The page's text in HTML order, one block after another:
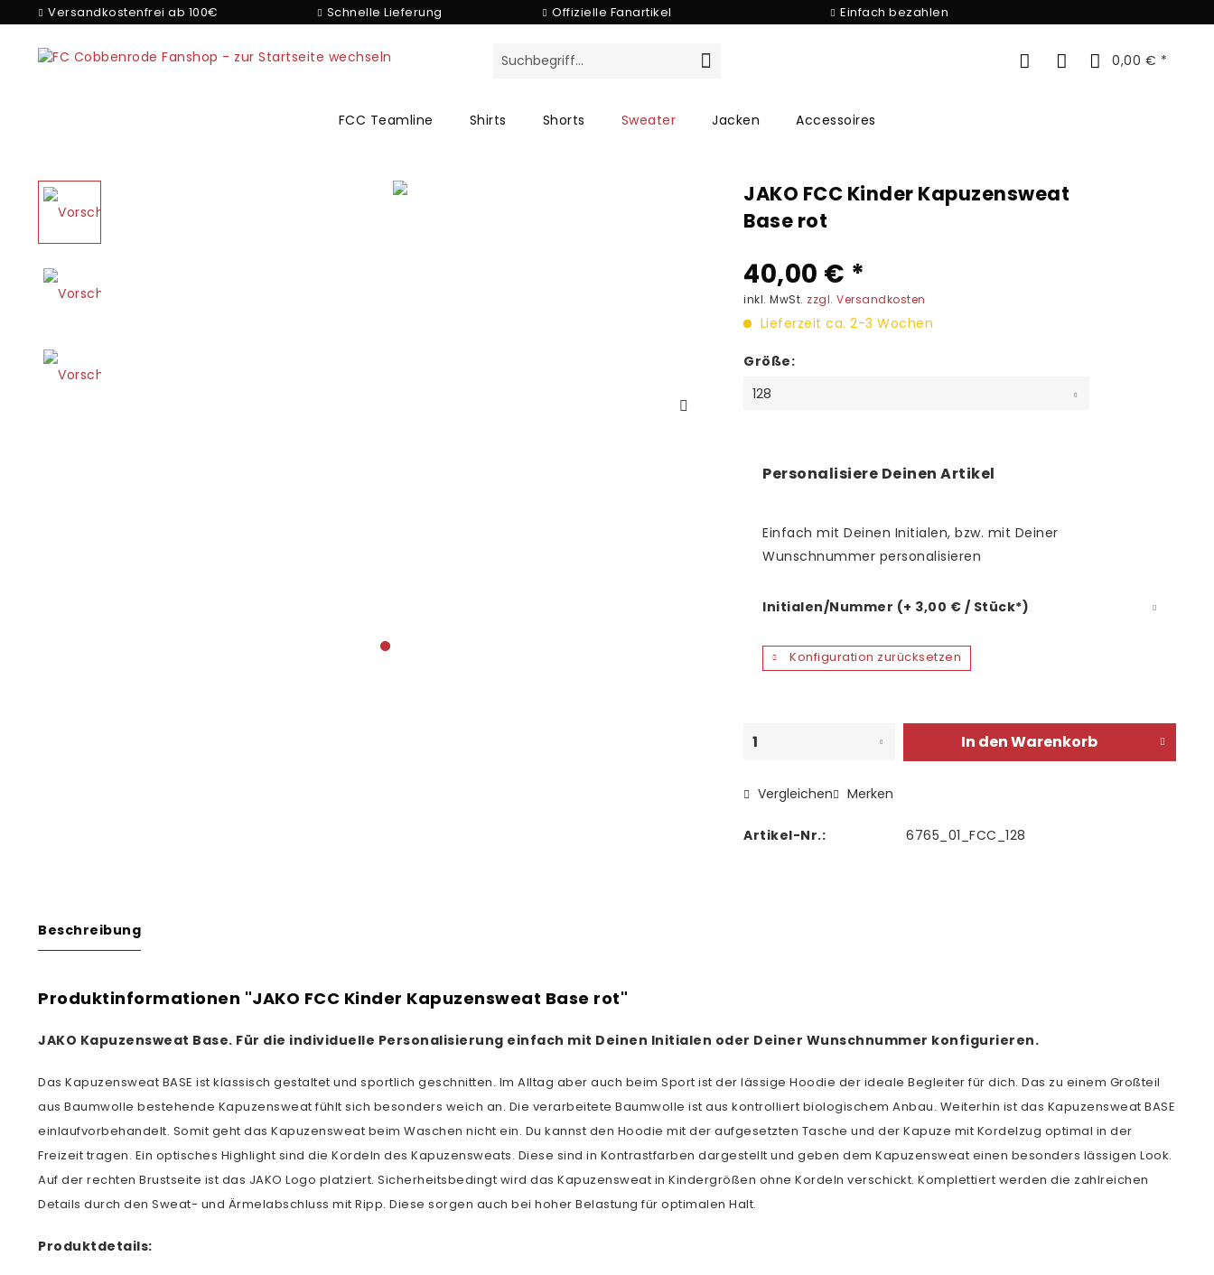
Versandkostenfrei ab 100€ Schnelle Lieferung Offizielle Fanartikel Einfach bezahlen
0,00 € *
FCC Teamline Shirts Shorts Sweater Jacken Accessoires
JAKO FCC Kinder Kapuzensweat
Base rot
40,00 € *
inkl. MwSt. zzgl. Versandkosten
Lieferzeit ca. 2-3 Wochen
Größe:
Personalisiere Deinen Artikel
Einfach mit Deinen Initialen, bzw. mit Deiner
Wunschnummer personalisieren
Initialen/Nummer (+ 3,00 € / Stück*)
Konfiguration zurücksetzen
In denWarenkorb
Vergleichen Merken
Artikel-Nr.: 6765_01_FCC_128
Beschreibung
Produktinformationen "JAKO FCC Kinder Kapuzensweat Base rot"
JAKO Kapuzensweat Base. Für die individuelle Personalisierung einfach mit Deinen Initialen oder Deiner Wunschnummer konfigurieren.
Das Kapuzensweat BASE ist klassisch gestaltet und sportlich geschnitten. Im Alltag aber auch beim Sport ist der lässige Hoodie der ideale Begleiter für dich. Das zu einem Großteil
aus Baumwolle bestehende Kapuzensweat fühlt sich besonders weich an. Die verarbeitete Baumwolle ist aus kontrolliert biologischem Anbau. Weiterhin ist das Kapuzensweat BASE
einlaufvorbehandelt. Somit geht das Kapuzensweat beim Waschen nicht ein. Du kannst den Hoodie mit der aufgesetzten Tasche und der Kapuze mit Kordelzug optimal in der
Freizeit tragen. Ein optisches Highlight sind die Kordeln des Kapuzensweats. Diese sind in Kontrastfarben dargestellt und geben dem Kapuzensweat einen besonders lässigen Look.
Auf der rechten Brustseite ist das JAKO Logo platziert. Sicherheitsbedingt wird das Kapuzensweat in Kindergrößen ohne Kordeln verschickt. Komplettiert werden die zahlreichen
Details durch den Sweat- und Ärmelabschluss mit Ripp. Diese sorgen auch bei hoher Belastung für optimalen Halt.
Produktdetails: